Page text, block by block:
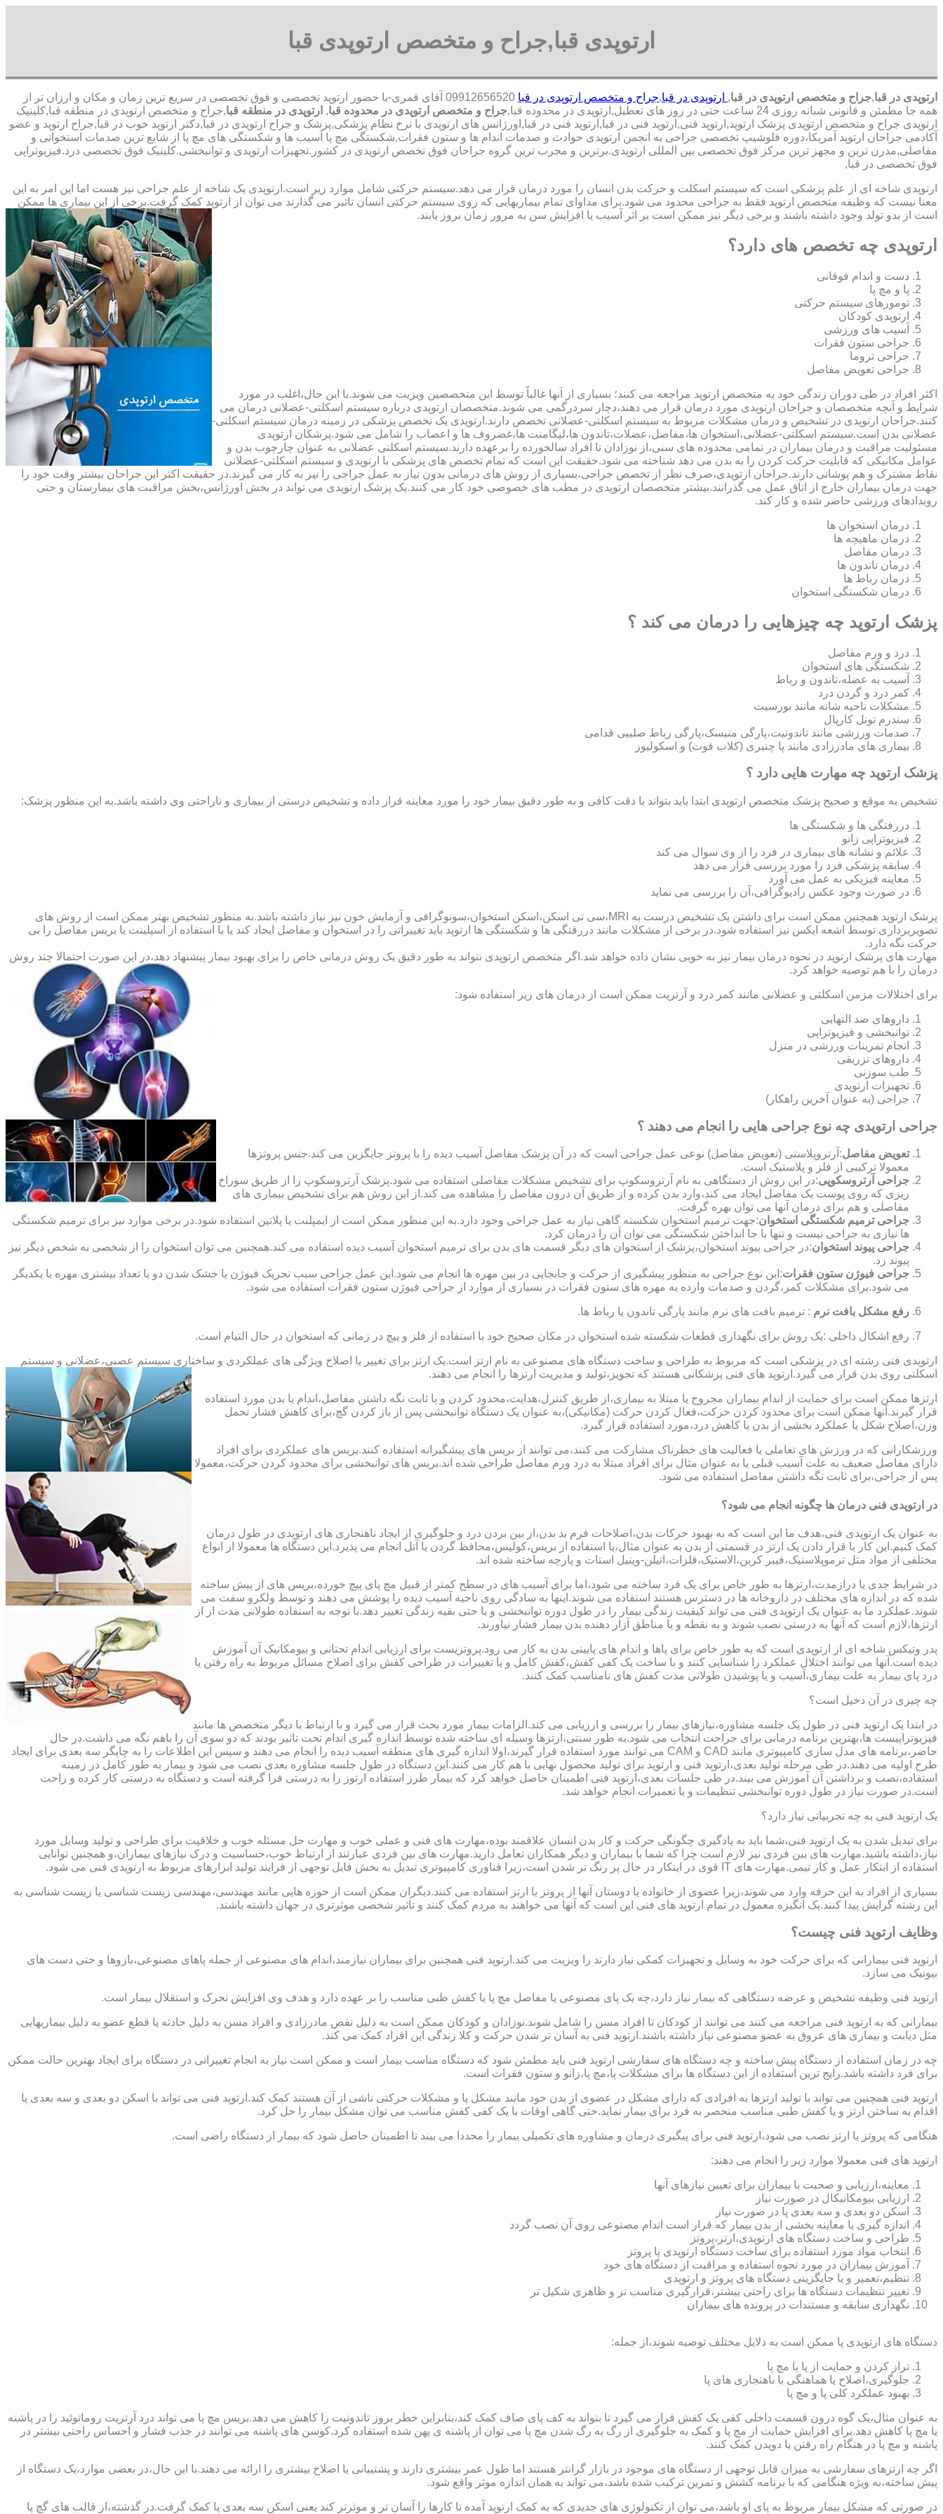
ارتوپدی قبا,جراح و متخصص ارتوپدی قبا
ارتوپدی در قبا,جراح و متخصص ارتوپدی در قبا, ارتوپدی در قبا,جراح و متخصص ارتوپدی در قبا
09912656520 آقای قمری-با حضور ارتوپد تخصصی و فوق تخصصی در سریع ترین زمان و مکان و ارزان تر از
همه جا مطمئن و قانونی شبانه روزی 24 ساعت حتی در روز های تعطیل,ارتوپدی در محدوده قبا,
جراح و متخصص ارتوپدی در محدوده قبا, ارتوپدی در منطقه قبا,جراح و متخصص ارتوپدی در منطقه قبا,کلینیک
ارتوپدی جراح و متخصص ارتوپدی پزشک ارتوپد,ارتوپد فنی,ارتوپد فنی در قبا,ارتوپد فنی در قبا,اورژانس های ارتوپدی با نرخ نظام پزشکی,پزشک و جراح ارتوپدی در قبا,دکتر ارتوپد خوب در قبا,جراح ارتوپد و عضو
آکادمی جراحان ارتوپد آمریکا،دوره فلوشیپ تخصصی جراحی به انجمن ارتوپدی حوادث و صدمات اندام ها و ستون فقرات,شکستگی مچ پا آسیب ها و شکستگی های مچ پا از شایع ترین صدمات استخوانی و
مفاصلی,مدرن ترین و مجهز ترین مرکز فوق تخصصی بین المللی ارتوپدی.برترین ‏و ‏مجرب ‏ترین ‏گروه ‏جراحان ‏فوق ‏تخصص ‏ارتوپدی ‏در ‏کشور.تجهیزات ارتوپدی و توانبخشی.کلینیک فوق تخصصی درد.فیزیوتراپی
فوق تخصصی در قبا,
ارتوپدی شاخه ای از علم پزشکی است که سیستم اسکلت و حرکت بدن انسان را مورد درمان قرار می دهد.سیستم حرکتی شامل موارد زیر است.ارتوپدی یک شاخه از علم جراحی نیز هست اما این امر به این
معنا نیست که وظیفه متخصص ارتوپد فقط به جراحی محدود می شود.برای مداوای تمام بیماریهایی که روی سیستم حرکتی انسان تاثیر می گذارند می توان از ارتوپد کمک گرفت.برخی از این بیماری ها ممکن
است از بدو تولد وجود داشته باشند و برخی دیگر نیز ممکن است بر اثر آسیب یا افزایش سن به مرور زمان بروز یابند.
ارتوپدی چه تخصص های دارد؟
دست و اندام فوقانی
پا و مچ پا
تومورهای سیستم حرکتی
ارتوپدی کودکان
آسیب های ورزشی
جراحی ستون فقرات
جراحی تروما
جراحی تعویض مفاصل
اکثر افراد در طی دوران زندگی خود به متخصص ارتوپد مراجعه می کنند؛ بسیاری از آنها غالباً توسط این متخصصین ویزیت می شوند.با این حال،اغلب در مورد
شرایط و آنچه متخصصان و جراحان ارتوپدی مورد درمان قرار می دهند،دچار سردرگمی می شوند.متخصصان ارتوپدی درباره سیستم اسکلتی-عضلانی درمان می
کنند.جراحان ارتوپدی در تشخیص و درمان مشکلات مربوط به سیستم اسکلتی-عضلانی تخصص دارند.ارتوپدی یک تخصص پزشکی در زمینه درمان سیستم اسکلتی-
عضلانی بدن است.سیستم اسکلتی-عضلانی،استخوان ها،مفاصل،عضلات،تاندون ها،لیگامنت ها،غضروف ها و اعصاب را شامل می شود.پزشکان ارتوپدی
مسئولیت مراقبت و درمان بیماران در تمامی محدوده های سنی،از نوزادان تا افراد سالخورده را برعهده دارند.سیستم اسکلتی عضلانی به عنوان چارچوب بدن و
عوامل مکانیکی که قابلیت حرکت کردن را به بدن می دهد شناخته می شود.حقیقت این است که تمام تخصص های پزشکی با ارتوپدی و سیستم اسکلتی-عضلانی
نقاط مشترک و هم پوشانی دارند.جراحان ارتوپدی،صرف نظر از تخصص جراحی،بسیاری از روش های درمانی بدون نیاز به عمل جراحی را نیز به کار می گیرند.در حقیقت اکثر این جراحان بیشتر وقت خود را
جهت درمان بیماران خارج از اتاق عمل می گذرانند.بیشتر متخصصان ارتوپدی در مطب های خصوصی خود کار می کنند.یک پزشک ارتوپدی می تواند در بخش اورژانس،بخش مراقبت های بیمارستان و حتی
رویدادهای ورزشی حاضر شده و کار کند.
درمان استخوان ها
درمان ماهیچه ها
درمان مفاصل
درمان تاندون ها
درمان رباط ها
درمان شکستگی استخوان
پزشک ارتوپد چه چیزهایی را درمان می کند ؟
درد و ورم مفاصل
شکستگی های استخوان
آسیب به عضله،تاندون و رباط
کمر درد و گردن درد
مشکلات ناحیه شانه مانند بورسیت
سندرم تونل کارپال
صدمات ورزشی مانند تاندونیت،پارگی منیسک،پارگی رباط صلیبی قدامی
بیماری های مادرزادی مانند پا چنبری (کلاب فوت) و اسکولیوز
پزشک ارتوپد چه مهارت هایی دارد ؟
تشخیص به موقع و صحیح پزشک متخصص ارتوپدی ابتدا باید بتواند با دقت کافی و به طور دقیق بیمار خود را مورد معاینه قرار داده و تشخیص درستی از بیماری و ناراحتی وی داشته باشد.به این منظور پزشک:
دررفتگی ها و شکستگی ها
فیزیوتراپی زانو
علائم و نشانه های بیماری در فرد را از وی سوال می کند
سابقه پزشکی فرد را مورد بررسی قرار می دهد
معاینه فیزیکی به عمل می آورد
در صورت وجود عکس رادیوگرافی،آن را بررسی می‎ نماید
پزشک ارتوپد همچنین ممکن است برای داشتن یک تشخیص درست به MRI،سی تی اسکن،اسکن استخوان،سونوگرافی و آزمایش خون نیز نیاز داشته باشد.به منظور تشخیص بهتر ممکن است از روش های
تصویربرداری توسط اشعه ایکس نیز استفاده شود.در برخی از مشکلات مانند دررفتگی ها و شکستگی ها ارتوپد باید تغییراتی را در استخوان و مفاصل ایجاد کند یا با استفاده از اسپلینت یا بریس مفاصل را بی
حرکت نگه دارد.
مهارت های پزشک ارتوپد در نحوه درمان بیمار نیز به خوبی نشان داده خواهد شد.اگر متخصص ارتوپدی نتواند به طور دقیق یک روش درمانی خاص را برای بهبود بیمار پیشنهاد دهد،در این صورت احتمالا چند روش
درمان را با هم توصیه خواهد کرد.
برای اختلالات مزمن اسکلتی و عضلانی مانند کمر درد و آرتریت ممکن است از درمان های زیر استفاده شود:
داروهای ضد التهابی
توانبخشی و فیزیوتراپی
انجام تمرینات ورزشی در منزل
داروهای تزریقی
طب سوزنی
تجهیزات ارتوپدی
جراحی (به عنوان آخرین راهکار)
جراحی ارتوپدی چه نوع جراحی هایی را انجام می دهند ؟
تعویض مفاصل:آرتروپلاستی (تعویض مفاصل) نوعی عمل جراحی است که در آن پزشک مفاصل آسیب دیده را با پروتز جایگزین می کند.جنس پروتزها
معمولا ترکیبی از فلز و پلاستیک است.
جراحی آرتروسکوپی:در این روش از دستگاهی به نام آرتروسکوپ برای تشخیص مشکلات مفاصلی استفاده می شود.پزشک آرتروسکوپ را از طریق سوراخ
ریزی که روی پوست یک مفاصل ایجاد می کند،وارد بدن کرده و از طریق آن درون مفاصل را مشاهده می کند.از این روش هم برای تشخیص بیماری های
مفاصلی و هم برای درمان آنها می توان بهره گرفت.
جراحی ترمیم شکستگی استخوان:جهت ترمیم استخوان شکسته گاهی نیاز به عمل جراحی وجود دارد.به این منظور ممکن است از ایمپلنت یا پلاتین استفاده شود.در برخی موارد نیز برای ترمیم شکستگی
ها نیازی به جراحی نیست و تنها با جا انداختن شکستگی می توان آن را درمان کرد.
جراحی پیوند استخوان:در جراحی پیوند استخوان،پزشک از استخوان های دیگر قسمت های بدن برای ترمیم استخوان آسیب دیده استفاده می کند.همچنین می توان استخوان را از شخصی به شخص دیگر نیز
پیوند زد.
جراحی فیوژن ستون فقرات:این نوع جراحی به منظور پیشگیری از حرکت و جابجایی در بین مهره ها انجام می شود.این عمل جراحی سبب تحریک فیوژن یا خشک شدن دو یا تعداد بیشتری مهره با یکدیگر
می شود.برای مشکلات کمر،گردن و صدمات وارده به مهره های ستون فقرات در بسیاری از موارد از جراحی فیوژن ستون فقرات استفاده می شود.
رفع مشکل بافت نرم : ترمیم بافت های نرم مانند پارگی تاندون یا رباط ها.
رفع اشکال داخلی :یک روش برای نگهداری قطعات شکسته شده استخوان در مکان صحیح خود با استفاده از فلز و پیچ در زمانی که استخوان در حال التیام است.
ارتوپدی فنی رشته ای در پزشکی است که مربوط به طراحی و ساخت دستگاه های مصنوعی به نام ارتز است.یک ارتز برای تغییر یا اصلاح ویژگی های عملکردی و ساختاری سیستم عصبی،عضلانی و سیستم
اسکلتی روی بدن قرار می گیرد.ارتوپد های فنی پزشکانی هستند که تجویز،تولید و مدیریت ارتزها را انجام می دهند.
ارتزها ممکن است برای حمایت از اندام بیماران مجروح یا مبتلا به بیماری،از طریق کنترل،هدایت،محدود کردن و یا ثابت نگه داشتن مفاصل،اندام یا بدن مورد استفاده
قرار گیرند.آنها ممکن است برای محدود کردن حرکت،فعال کردن حرکت (مکانیکی)،به عنوان یک دستگاه توانبخشی پس از باز کردن گچ،برای کاهش فشار تحمل
وزن،اصلاح شکل یا عملکرد بخشی از بدن یا کاهش درد،مورد استفاده قرار گیرد.
ورزشکارانی که در ورزش های تعاملی یا فعالیت های خطرناک مشارکت می کنند،می توانند از بریس های پیشگیرانه استفاده کنند.بریس های عملکردی برای افراد
دارای مفاصل ضعیف به علت آسیب قبلی یا به عنوان مثال برای افراد مبتلا به درد ورم مفاصل طراحی شده اند.بریس های توانبخشی برای محدود کردن حرکت،معمولا
پس از جراحی،برای ثابت نگه داشتن مفاصل استفاده می شود.
در ارتوپدی فنی درمان ها چگونه انجام می شود؟
به عنوان یک ارتوپدی فنی،هدف ما این است که به بهبود حرکات بدن،اصلاحات فرم بد بدن،از بین بردن درد و جلوگیری از ایجاد ناهنجاری های ارتوپدی در طول درمان
کمک کنیم.این کار با قرار دادن یک ارتز در قسمتی از بدن به عنوان مثال،با استفاده از بریس،کولیس،محافظ گردن یا آتل انجام می پذیرد.این دستگاه ها معمولا از انواع
مختلفی از مواد مثل ترموپلاستیک،فیبر کربن،الاستیک،فلزات،اتیلن-وینیل استات و پارچه ساخته شده اند.
در شرایط جدی یا درازمدت،ارتزها به طور خاص برای یک فرد ساخته می شود،اما برای آسیب های در سطح کمتر از قبیل مچ پای پیچ خورده،بریس های از پیش ساخته
شده که در اندازه های مختلف در داروخانه ها در دسترس هستند استفاده می شوند.اینها به سادگی روی ناحیه آسیب دیده را پوشش می دهند و توسط ولکرو سفت می
شوند.عملکرد ما به عنوان یک ارتوپدی فنی می تواند کیفیت زندگی بیمار را در طول دوره توانبخشی و یا حتی بقیه زندگی تغییر دهد.با توجه به استفاده طولانی مدت از از
ارتزها،لازم است که آنها به درستی نصب شوند و به نقطه و یا مناطق آزار دهنده بدن بیمار فشار نیاورند.
پدر وتیکس شاخه ای از ارتوپدی است که به طور خاص برای پاها و اندام های پایینی بدن به کار می رود.پروتزیست برای ارزیابی اندام تحتانی و بیومکانیک آن آموزش
دیده است.آنها می توانند اختلال عملکرد را شناسایی کنند و با ساخت یک کفی کفش،کفش کامل و یا تغییرات در طراحی کفش برای اصلاح مسائل مربوط به راه رفتن یا
درد پای بیمار به علت بیماری،آسیب و یا پوشیدن طولانی مدت کفش های نامناسب کمک کنند.
چه چیزی در آن دخیل است؟
در ابتدا یک ارتوپد فنی در طول یک جلسه مشاوره،نیازهای بیمار را بررسی و ارزیابی می کند.الزامات بیمار مورد بحث قرار می گیرد و با ارتباط با دیگر متخصص ها مانند
فیزیوتراپیست ها،بهترین برنامه درمانی برای جراحت انتخاب می شود.به طور سنتی،ارتزها وسیله ای ساخته شده توسط اندازه گیری اندام تحت تاثیر بودند که دو سوی آن را باهم نگه می داشت.در حال
حاضر،برنامه های مدل سازی کامپیوتری مانند CAD و CAM می توانند مورد استفاده قرار گیرند،اولا اندازه گیری های منطقه آسیب دیده را انجام می دهند و سپس این اطلاعات را به چاپگر سه بعدی برای ایجاد
طرح اولیه می دهند.در طی مرحله تولید بعدی،ارتوپد فنی و ارتوپد برای تولید محصول نهایی با هم کار می کنند.این دستگاه در طول جلسه مشاوره بعدی نصب می شود و بیمار به طور کامل در زمینه
استفاده،نصب و برداشتن آن آموزش می بیند.در طی جلسات بعدی،ارتوپد فنی اطمینان حاصل خواهد کرد که بیمار طرز استفاده ارتوز را به درستی فرا گرفته است و دستگاه به درستی کار کرده و راحت
است.در صورت نیاز در طول دوره توانبخشی تنظیمات و یا تعمیرات انجام خواهد شد.
یک ارتوپد فنی به چه تجربیاتی نیاز دارد؟
برای تبدیل شدن به یک ارتوپد فنی،شما باید به یادگیری چگونگی حرکت و کار بدن انسان علاقمند بوده،مهارت های فنی و عملی خوب و مهارت حل مسئله خوب و خلاقیت برای طراحی و تولید وسایل مورد
نیاز،داشته باشید.مهارت های بین فردی نیز لازم است چرا که شما با بیماران و دیگر همکاران تعامل دارید.مهارت های بین فردی عبارتند از ارتباط خوب،حساسیت و درک نیازهای بیماران،و همچنین توانایی
استفاده از ابتکار عمل و کار تیمی.مهارت های IT قوی در اینکار در حال پر رنگ تر شدن است،زیرا فناوری کامپیوتری تبدیل به بخش قابل توجهی از فرایند تولید ابزارهای مربوط به ارتوپدی فنی می شود.
بسیاری از افراد به این حرفه وارد می شوند،زیرا عضوی از خانواده یا دوستان آنها از پروتز یا ارتز استفاده می کنند.دیگران ممکن است از حوزه هایی مانند مهندسی،مهندسی زیست شناسی یا زیست شناسی به
این رشته گرایش پیدا کنند.یک انگیزه معمول در تمام ارتوپد های فنی این است که آنها می خواهند به مردم کمک کنند و تاثیر شخصی موثرتری در جهان داشته باشند.
وظایف ارتوپد فنی چیست؟
ارتوپد فنی بیمارانی که برای حرکت خود به وسایل و تجهیزات کمکی نیاز دارند را ویزیت می کند.ارتوپد فنی همچنین برای بیماران نیازمند،اندام های مصنوعی از جمله پاهای مصنوعی،بازوها و حتی دست های
بیونیک می سازد.
ارتوپد فنی وظیفه تشخیص و عرضه دستگاهی که بیمار نیاز دارد،چه یک پای مصنوعی یا مفاصل مچ پا یا کفش طبی مناسب را بر عهده دارد و هدف وی افزایش تحرک و استقلال بیمار است.
بیمارانی که به ارتوپد فنی مراجعه می کنند می توانند از کودکان تا افراد مسن را شامل شوند.نوزادان و کودکان ممکن است به دلیل نقص مادرزادی و افراد مسن به دلیل حادثه یا قطع عضو به دلیل بیماریهایی
مثل دیابت و بیماری های عروق به عضو مصنوعی نیاز داشته باشند.ارتوپد فنی به آسان تر شدن حرکت و کلا زندگی این افراد کمک می کند.
چه در زمان استفاده از دستگاه پیش ساخته و چه دستگاه های سفارشی ارتوپد فنی باید مطمئن شود که دستگاه مناسب بیمار است و ممکن است نیاز به انجام تغییراتی در دستگاه برای ایجاد بهترین حالت ممکن
برای فرد داشته باشد.رایج ترین استفاده از این دستگاه ها برای مشکلات پا،مچ پا،زانو و ستون فقرات است.
ارتوپد فنی همچنین می تواند با تولید ارتزها به افرادی که دارای مشکل در عضوی از بدن خود مانند مشکل پا و مشکلات حرکتی ناشی از آن هستند کمک کند.ارتوپد فنی می تواند با اسکن دو بعدی و سه بعدی پا
اقدام به ساختن ارتز و یا کفش طبی مناسب منحصر به فرد برای بیمار نماید.حتی گاهی اوقات با یک کفی کفش مناسب می توان مشکل بیمار را حل کرد.
هنگامی که پروتز یا ارتز نصب می شود،ارتوپد فنی برای پیگیری درمان و مشاوره های تکمیلی بیمار را مجددا می بیند تا اطمینان حاصل شود که بیمار از دستگاه راضی است.
ارتوپد های فنی معمولا موارد زیر را انجام می دهند:
معاینه،ارزیابی و صحبت با بیماران برای تعیین نیازهای آنها
ارزیابی بیومکانیکال در صورت نیاز
اسکن دو بعدی و سه بعدی پا در صورت نیاز
اندازه گیری یا معاینه بخشی از بدن بیمار که قرار است اندام مصنوعی روی آن نصب گردد
طراحی و ساخت دستگاه های ارتوپدی،ارتز،پروتز
انتخاب مواد مورد استفاده برای ساخت دستگاه ارتوپدی یا پروتز
آموزش بیماران در مورد نحوه استفاده و مراقبت از دستگاه های خود
تنظیم،تعمیر و یا جایگزینی دستگاه های پروتز و ارتوپدی
تغییر تنظیمات دستگاه ها برای راحتی بیشتر،قرارگیری مناسب تر و ظاهری شکیل تر
نگهداری سابقه و مستندات در پرونده های بیماران
دستگاه های ارتوپدی پا ممکن است به دلایل مختلف توصیه شوند،از جمله:
تراز کردن و حمایت از پا یا مچ پا
جلوگیری،اصلاح یا هماهنگی با ناهنجاری های پا
بهبود عملکرد کلی پا و مچ پا
به عنوان مثال،یک گوه درون قسمت داخلی کفی یک کفش قرار می گیرد تا بتواند به کف پای صاف کمک کند،بنابراین خطر بروز تاندونیت را کاهش می دهد.بریس مچ پا می تواند درد آرتریت روماتوئید را در پاشنه
یا مچ پا کاهش دهد.برای افزایش حمایت از مچ پا و کمک به جلوگیری از رگ به رگ شدن مچ پا می توان از پاشنه ی پهن شده استفاده کرد.کوسن های پاشنه می توانند در جذب فشار و احساس راحتی بیشتر در
پاشنه و مچ پا در هنگام راه رفتن یا دویدن کمک کنند.
اگر چه ارتزهای سفارشی به میزان قابل توجهی از دستگاه های موجود در بازار گرانتر هستند اما طول عمر بیشتری دارند و پشتیبانی یا اصلاح بیشتری را ارائه می دهند.با این حال،در بعضی موارد،یک دستگاه از
پیش ساخته،به ویژه هنگامی که با برنامه کشش و تمرین ترکیب شده باشد،می تواند به همان اندازه موثر واقع شود.
در صورتی که مشکل بیمار مربوط به پای او باشد،می توان از تکنولوژی های جدیدی که به کمک ارتوپد آمده تا کارها را آسان تر و موثرتر کند یعنی اسکن سه بعدی پا کمک گرفت.در گذشته،از قالب های گچ پا